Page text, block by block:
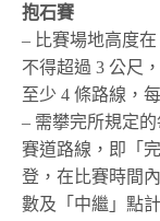
抱石賽
– 比賽場地高度
不得超過 3 公尺
至少 4 條路線，
– 需攀完所規定
賽道路線，即「
登，在比賽時間
數及「中繼」點